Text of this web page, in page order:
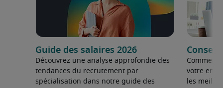
Guide des salaires 2026
Découvrez une analyse approfondie des
tendances du recrutement par
spécialisation dans notre guide des
Comment
votre
les